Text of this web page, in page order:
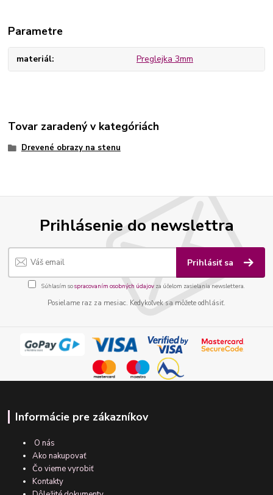
Parametre
materiál Preglejka 3mm
Tovar zaradený v kategóriách
Drevené obrazy na stenu
Prihlásenie do newslettra
Prihlásiť sa
Súhlasím sospracovaním osobných údajov za účelom zasielania newslettera.
Posielame raz za mesiac. Kedykoľvek sa môžete odhlásiť.
Informácie pre zákazníkov
O nás
Ako nakupovať
Čo vieme vyrobiť
Kontakty